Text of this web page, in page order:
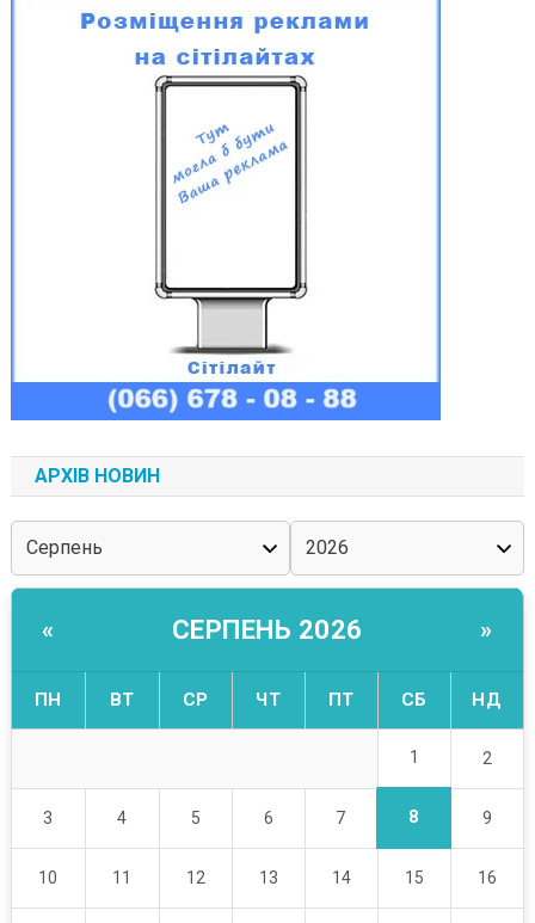
АРХІВ НОВИН
« СЕРПЕНЬ 2026 »
ПН ВТ СР ЧТ ПТ СБ НД
1 2
3 4 5 6 7 8 9
10 11 12 13 14 15 16